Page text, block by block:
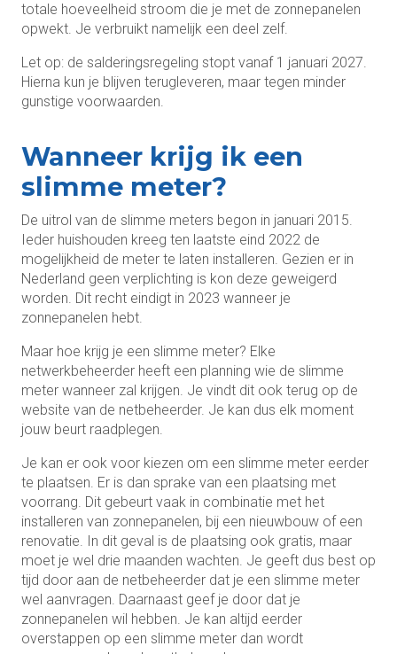
totale hoeveelheid stroom die je met de zonnepanelen
opwekt. Je verbruikt namelijk een deel zelf.
Let op: de salderingsregeling stopt vanaf 1 januari 2027.
Hierna kun je blijven terugleveren, maar tegen minder
gunstige voorwaarden.
Wanneer krijg ik een
slimme meter?
De uitrol van de slimme meters begon in januari 2015.
Ieder huishouden kreeg ten laatste eind 2022 de
mogelijkheid de meter te laten installeren. Gezien er in
Nederland geen verplichting is kon deze geweigerd
worden. Dit recht eindigt in 2023 wanneer je
zonnepanelen hebt.
Maar hoe krijg je een slimme meter? Elke
netwerkbeheerder heeft een planning wie de slimme
meter wanneer zal krijgen. Je vindt dit ook terug op de
website van de netbeheerder. Je kan dus elk moment
jouw beurt raadplegen.
Je kan er ook voor kiezen om een slimme meter eerder
te plaatsen. Er is dan sprake van een plaatsing met
voorrang. Dit gebeurt vaak in combinatie met het
installeren van zonnepanelen, bij een nieuwbouw of een
renovatie. In dit geval is de plaatsing ook gratis, maar
moet je wel drie maanden wachten. Je geeft dus best op
tijd door aan de netbeheerder dat je een slimme meter
wel aanvragen. Daarnaast geef je door dat je
zonnepanelen wil hebben. Je kan altijd eerder
overstappen op een slimme meter dan wordt